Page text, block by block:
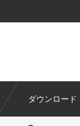
ダウンロード